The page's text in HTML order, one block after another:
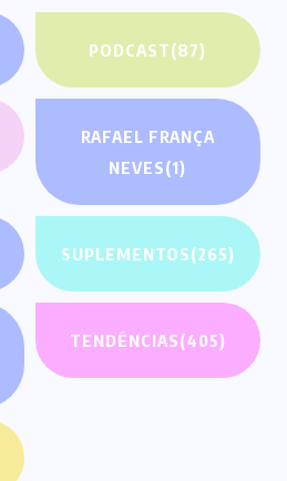
PODCAST(87)
RAFAEL FRANÇA
NEVES(1)
SUPLEMENTOS(265)
TENDÊNCIAS(405)